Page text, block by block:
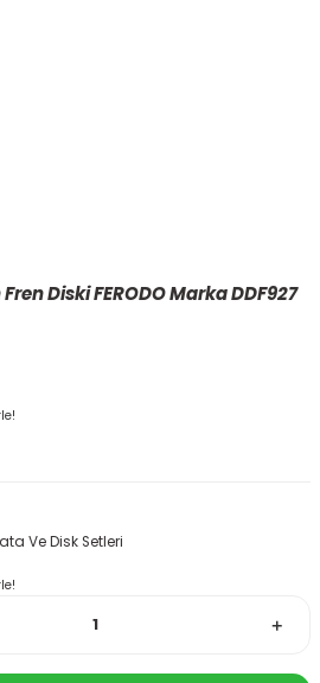
Fren Diski FERODO Marka DDF927
Ve Disk Setleri